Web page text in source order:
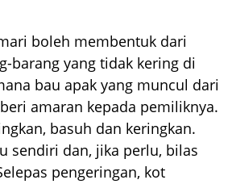
boleh membentuk dari
barang yang tidak kering di
bau apak yang muncul dari
amaran kepada pemiliknya.
basuh dan keringkan.
sendiri dan, jika perlu, bilas
pengeringan, kot